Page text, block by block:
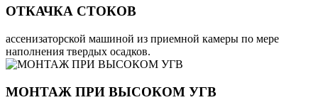
ОТКАЧКА СТОКОВ
ассенизаторской машиной из приемной камеры по мере
наполнения твердых осадков.
МОНТАЖ ПРИ ВЫСОКОМ УГВ